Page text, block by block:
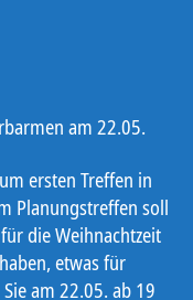
am 22.05.
ersten Treffen in
Planungstreffen soll
die Weihnachtzeit
etwas für
am 22.05. ab 19